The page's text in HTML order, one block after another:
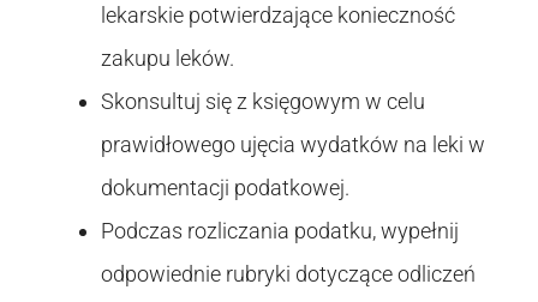
lekarskie potwierdzające konieczność
zakupu leków.
Skonsultuj się z księgowym w celu
prawidłowego ujęcia wydatków na leki w
dokumentacji podatkowej.
Podczas rozliczania podatku, wypełnij
odpowiednie rubryki dotyczące odliczeń